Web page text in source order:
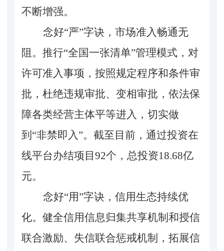
不断增强。
念好“严”字诀，市场准入畅通无
阻。 推行“全国一张清单”管理模式 ，对
许可准入事项，按照规定程序和条件审
批，杜绝违规审批、 变相审批 ， 依法保
障各类经营主体平等进入，切实做
到 “非禁即入”。 截至目前， 通过投资在
线平台办结项目92个， 总投资18.68亿
元。
念好“用”字诀，信用生态持续优
化。 健全信用信息归集共享机制和授信
联合激励、失信联合惩戒机制，拓展信